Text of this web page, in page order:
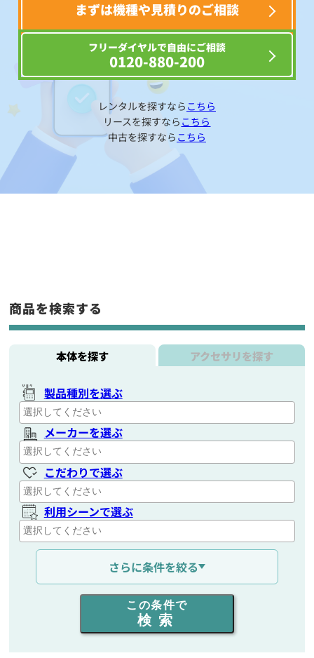
まずは機種や見積りのご相談
フリーダイヤルで自由にご相談
0120-880-200
レンタルを探すなら こちら
リースを探すなら こちら
中古を探すなら こちら
商品を検索する
本体を探す アクセサリを探す
製品種別を選ぶ
メーカーを選ぶ
こだわりで選ぶ
利用シーンで選ぶ
通信距離を選ぶ
出力を選ぶ
同時通話人数を選ぶ
さらに条件を絞る
この条件で
検索